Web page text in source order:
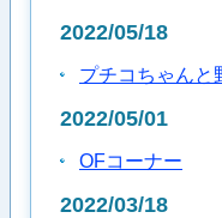
2022/05/18
プチコちゃんと
2022/05/01
OFコーナー
2022/03/18